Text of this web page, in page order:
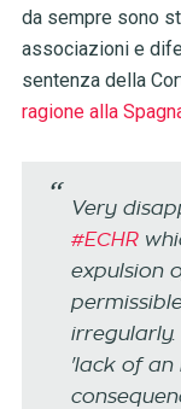
da sempre sono
associazioni e
sentenza della
ragione alla
Very
#ECHR
expulsion
irregularly.
'lack of an